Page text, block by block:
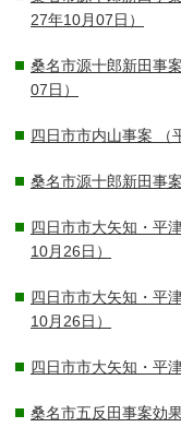
27年10月07日）
桑名市源十郎新田事
07日）
四日市市内山事案 （
桑名市源十郎新田事案
四日市市大矢知・平
10月26日）
四日市市大矢知・平
10月26日）
四日市市大矢知・平
桑名市五反田事案効